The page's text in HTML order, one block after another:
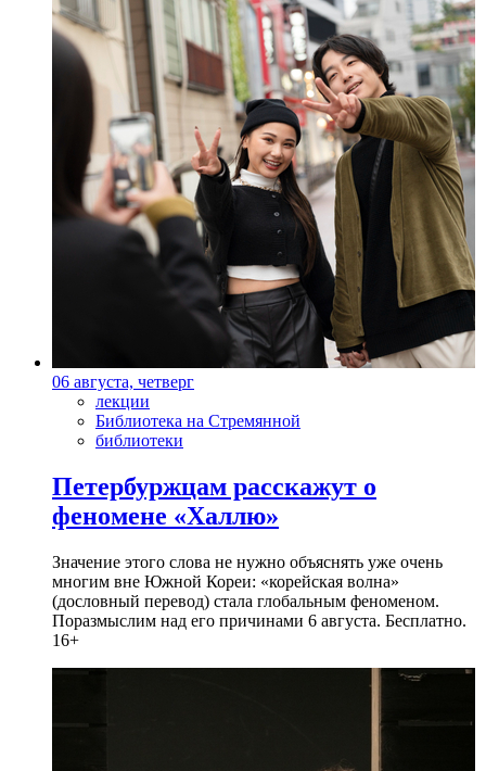
06 августа, четверг
лекции
Библиотека на Стремянной
библиотеки
Петербуржцам расскажут о
феномене «Халлю»
Значение этого слова не нужно объяснять уже очень
многим вне Южной Кореи: «корейская волна»
(дословный перевод) стала глобальным феноменом.
Поразмыслим над его причинами 6 августа. Бесплатно.
16+